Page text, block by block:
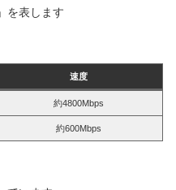
を表します
速度
約4800Mbps
約600Mbps